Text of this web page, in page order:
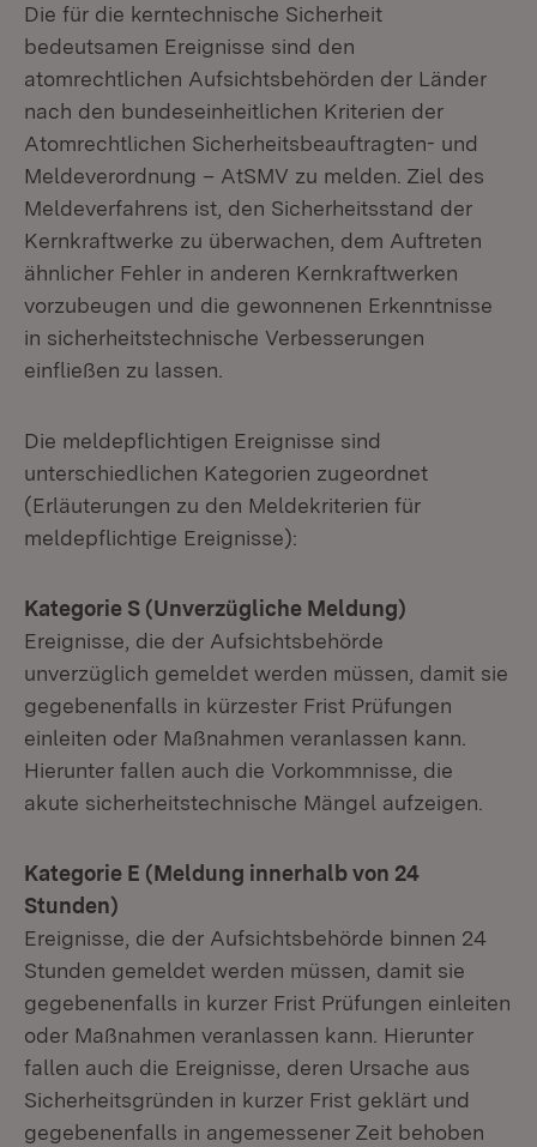
Die für die kerntechnische Sicherheit
bedeutsamen Ereignisse sind den
atomrechtlichen Aufsichtsbehörden der Länder
nach den bundeseinheitlichen Kriterien der
Atomrechtlichen Sicherheitsbeauftragten- und
Meldeverordnung – AtSMV zu melden. Ziel des
Meldeverfahrens ist, den Sicherheitsstand der
Kernkraftwerke zu überwachen, dem Auftreten
ähnlicher Fehler in anderen Kernkraftwerken
vorzubeugen und die gewonnenen Erkenntnisse
in sicherheitstechnische Verbesserungen
einfließen zu lassen.
Die meldepflichtigen Ereignisse sind
unterschiedlichen Kategorien zugeordnet
(Erläuterungen zu den Meldekriterien für
meldepflichtige Ereignisse):
Kategorie S (Unverzügliche Meldung)
Ereignisse, die der Aufsichtsbehörde
unverzüglich gemeldet werden müssen, damit sie
gegebenenfalls in kürzester Frist Prüfungen
einleiten oder Maßnahmen veranlassen kann.
Hierunter fallen auch die Vorkommnisse, die
akute sicherheitstechnische Mängel aufzeigen.
Kategorie E (Meldung innerhalb von 24
Stunden)
Ereignisse, die der Aufsichtsbehörde binnen 24
Stunden gemeldet werden müssen, damit sie
gegebenenfalls in kurzer Frist Prüfungen einleiten
oder Maßnahmen veranlassen kann. Hierunter
fallen auch die Ereignisse, deren Ursache aus
Sicherheitsgründen in kurzer Frist geklärt und
gegebenenfalls in angemessener Zeit behoben